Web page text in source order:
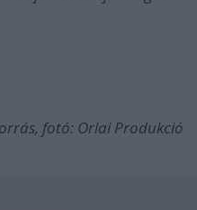
fotó: Orlai Produkció